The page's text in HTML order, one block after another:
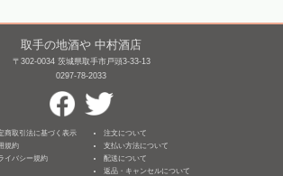
取手の地酒や 中村酒店
〒302-0034 茨城県取手市戸頭3-33-13
0297-78-2033
商取引法に基づく表示
規約
イバシー規約
注文について
支払い方法について
配送について
返品・キャンセルについて